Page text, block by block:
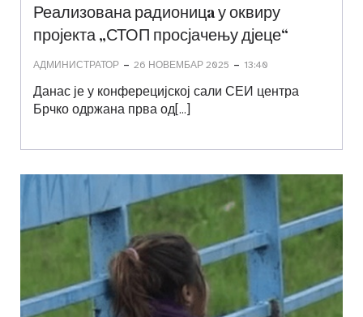
Реализована радионицa у оквиру
пројекта „СТОП просјачењу дјеце“
АДМИНИСТРАТОР - 26 НОВЕМБАР 2025 - 13:40
Данас је у конферецијској сали СЕИ центра
Брчко одржана прва од[…]